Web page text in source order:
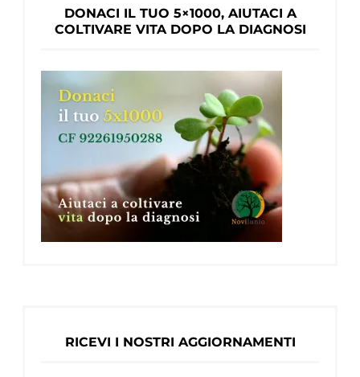
DONACI IL TUO 5×1000, AIUTACI A
COLTIVARE VITA DOPO LA DIAGNOSI
RICEVI I NOSTRI AGGIORNAMENTI